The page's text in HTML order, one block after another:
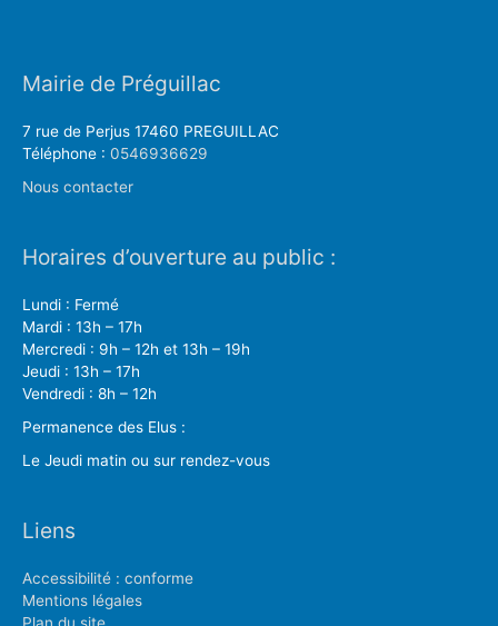
Mairie de Préguillac
7 rue de Perjus 17460 PREGUILLAC
Téléphone : 0546936629
Nous contacter
Horaires d’ouverture au public :
Lundi : Fermé
Mardi : 13h – 17h
Mercredi : 9h – 12h et 13h – 19h
Jeudi : 13h – 17h
Vendredi : 8h – 12h
Permanence des Elus :
Le Jeudi matin ou sur rendez-vous
Liens
Accessibilité : conforme
Mentions légales
Plan du site